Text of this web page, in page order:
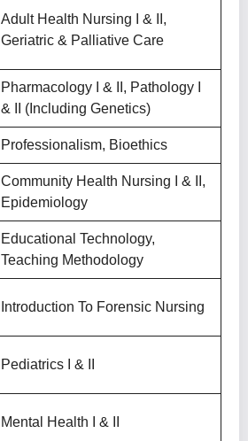
Adult Health Nursing I & II,
Geriatric & Palliative Care
Pharmacology I & II, Pathology I
& II (including Genetics)
Professionalism, Bioethics
Community Health Nursing I & II,
Epidemiology
Educational Technology,
Teaching Methodology
Introduction To Forensic Nursing
Pediatrics I & II
Mental Health I & II